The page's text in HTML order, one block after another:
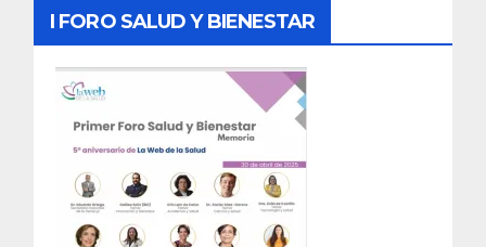
I FORO SALUD Y BIENESTAR